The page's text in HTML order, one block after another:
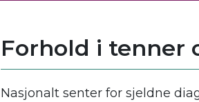
Forhold i tenner
Nasjonalt senter for sjeldne